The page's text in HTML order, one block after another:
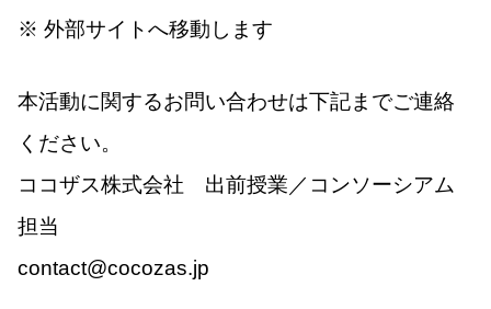
※ 外部サイトへ移動します
本活動に関するお問い合わせは下記までご連絡
ください。
ココザス株式会社 出前授業／コンソーシアム
担当
contact@cocozas.jp